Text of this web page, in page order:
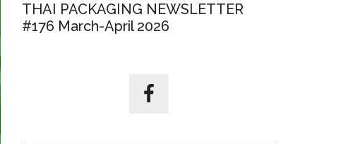
THAI PACKAGING NEWSLETTER
#176 March-April 2026